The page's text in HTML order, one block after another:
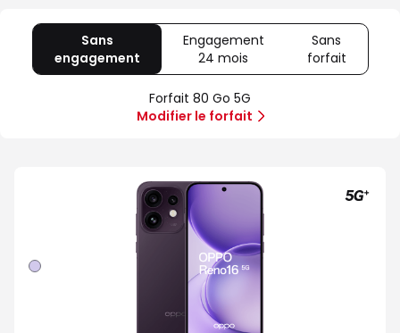
clients
Sans
engagement
80
Go
5G
Engagement
24 mois
Offre
spéciale
Illimité
Sans
forfait
Sans
Forfait 80 Go 5G
Modifier le forfait
Violet